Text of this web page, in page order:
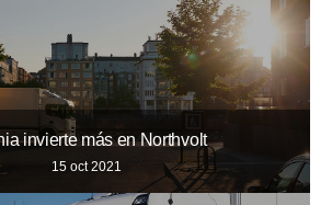
invierte más en Northvolt
15 oct 2021